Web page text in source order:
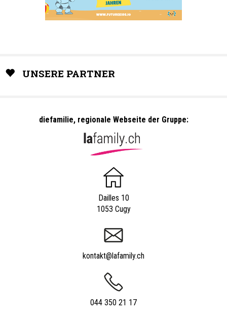
UNSERE PARTNER
diefamilie, regionale Webseite der Gruppe:
Dailles 10
1053 Cugy
kontakt@lafamily.ch
044 350 21 17